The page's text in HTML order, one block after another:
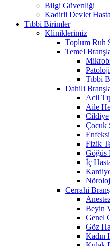
Bilgi Güvenliği
Kadirli Devlet
Tıbbi Birimler
Kliniklerimiz
Toplum Ruh
Temel
Patoloji
Tıbbi
Dahili
Acil
Aile
Cildiye
Çocuk
Fizik
Göğüs
İç
Cerrahi
Beyin
Genel
Göz
Kadın